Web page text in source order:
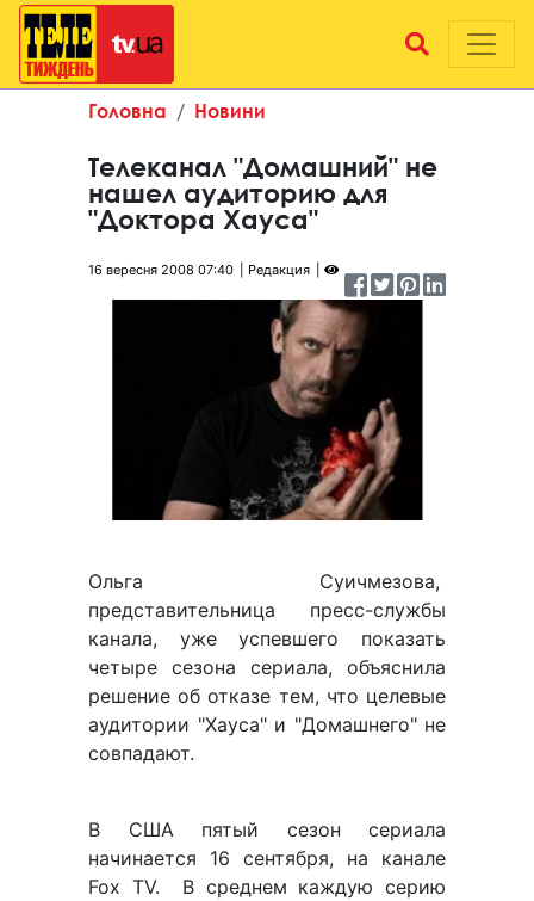
Головна Новини
Телеканал "Домашний" не
нашел аудиторию для
"Доктора Хауса"
16 вересня 2008 07:40 Редакция
Ольга Суичмезова,
представительница пресс-службы
канала, уже успевшего показать
четыре сезона сериала, объяснила
решение об отказе тем, что целевые
аудитории "Хауса" и "Домашнего" не
совпадают.
В США пятый сезон сериала
начинается 16 сентября, на канале
Fox TV. В среднем каждую серию